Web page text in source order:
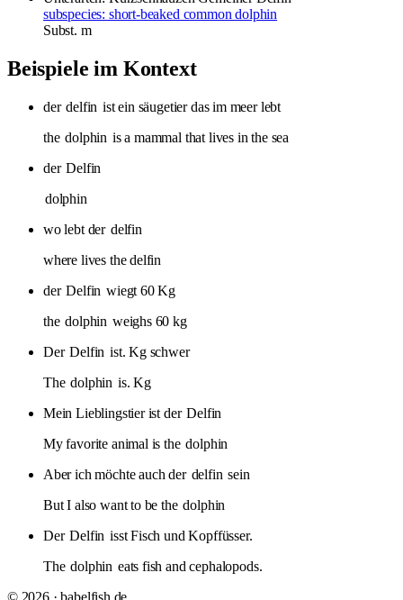
subspecies: short-beaked common dolphin
Subst. m
Beispiele im Kontext
der delfin ist ein säugetier das im meer lebt
the dolphin is a mammal that lives in the sea
der Delfin
dolphin
wo lebt der delfin
where lives the delfin
der Delfin wiegt 60 Kg
the dolphin weighs 60 kg
Der Delfin ist. Kg schwer
The dolphin is. Kg
Mein Lieblingstier ist der Delfin
My favorite animal is the dolphin
Aber ich möchte auch der delfin sein
But I also want to be the dolphin
Der Delfin isst Fisch und Kopffüsser.
The dolphin eats fish and cephalopods.
© 2026 · babelfish.de